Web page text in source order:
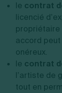
le contrat
licencié
propriétaire
accord
onéreux.
le contrat
l’artiste de
tout en